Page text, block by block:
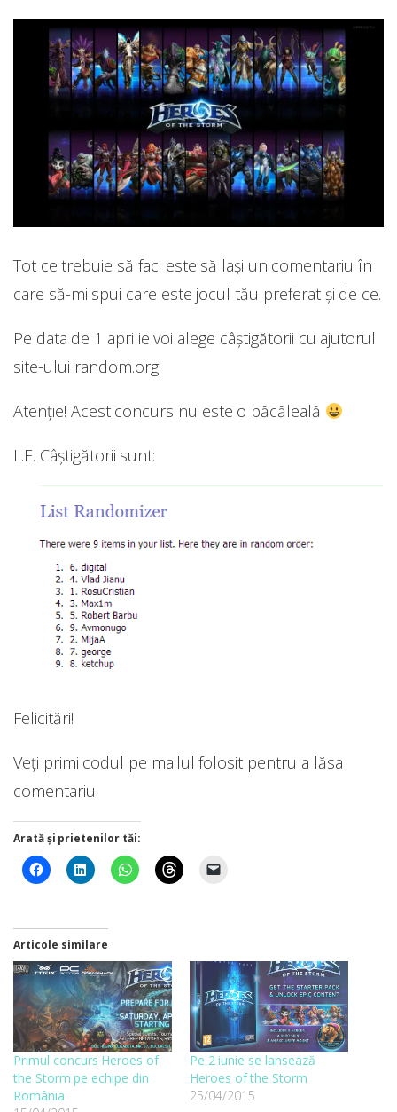
Tot ce trebuie să faci este să lași un comentariu în
care să-mi spui care este jocul tău preferat și de ce.
Pe data de 1 aprilie voi alege câștigătorii cu ajutorul
site-ului random.org
Atenție! Acest concurs nu este o păcăleală
L.E. Câștigătorii sunt:
Felicitări!
Veți primi codul pe mailul folosit pentru a lăsa
comentariu.
Arată și prietenilor tăi:
Articole similare
Primul concurs Heroes of
the Storm pe echipe din
România
Pe 2 iunie se lansează
Heroes of the Storm
25/04/2015